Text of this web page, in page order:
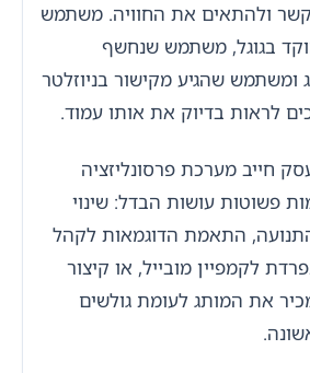
ולהתאים את החוויה. משתמש
בגוגל, משתמש שנחשף
ומשתמש שהגיע מקישור בניוזלטר
לראות בדיוק את אותו עמוד.
חייב מערכת פרסונליזציה
פשוטות עושות הבדל: שינוי
התאמת הדוגמאות לקהל
לקמפיין מובייל, או קיצור
את המותג לעומת גולשים